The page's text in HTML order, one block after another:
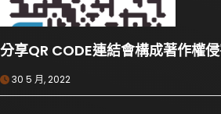
分享QR CODE連結會構成著作權
30 5 月, 2022